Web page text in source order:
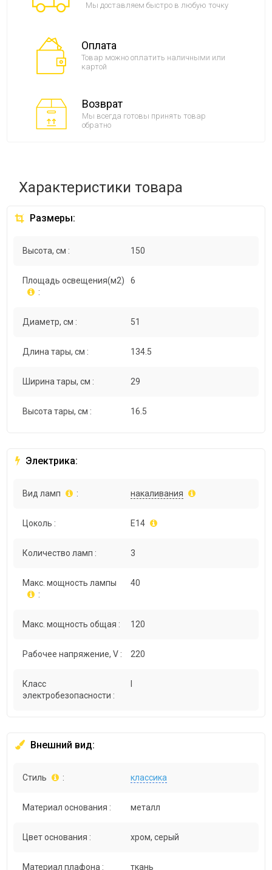
Мы доставляем быстро в любую точку
Оплата
Товар можно оплатить наличными или
картой
Возврат
Мы всегда готовы принять товар
обратно
Характеристики товара
Размеры:
Высота, см : 150
Площадь освещения(м2)
:
6
Диаметр, см : 51
Длина тары, см : 134.5
Ширина тары, см : 29
Высота тары, см : 16.5
Электрика:
Вид ламп : накаливания
Цоколь : E14
Количество ламп : 3
Макс. мощность лампы
:
40
Макс. мощность общая : 120
Рабочее напряжение, V : 220
Класс
электробезопасности :
Внешний вид:
Стиль : классика
Материал основания : металл
Цвет основания : хром, серый
Материал плафона : ткань